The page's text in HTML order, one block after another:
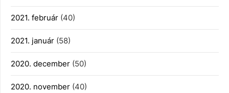
2021. február (40)
2021. január (58)
2020. december (50)
2020. november (40)